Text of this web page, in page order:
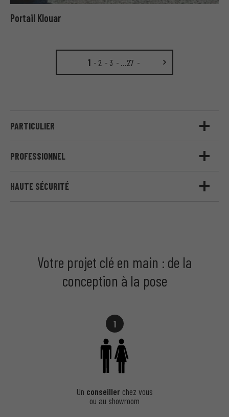
PARTICULIER
PROFESSIONNEL
HAUTE SÉCURITÉ
Portail Klouar
1 2 3 …27
Votre projet clé en main : de la
conception à la pose
1
Un conseillerchez vous
ou au showroom